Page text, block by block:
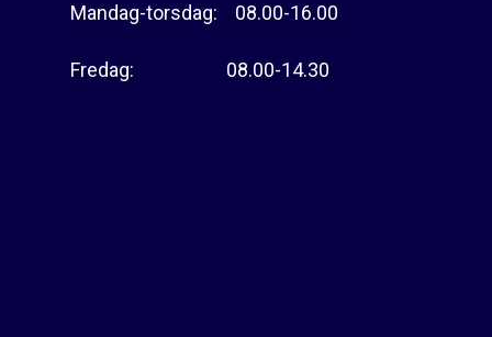
Mandag-torsdag: 08.00-16.00
Fredag: 08.00-14.30